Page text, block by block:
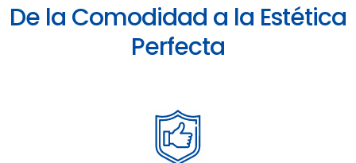
De la Comodidad a la Estética
Perfecta